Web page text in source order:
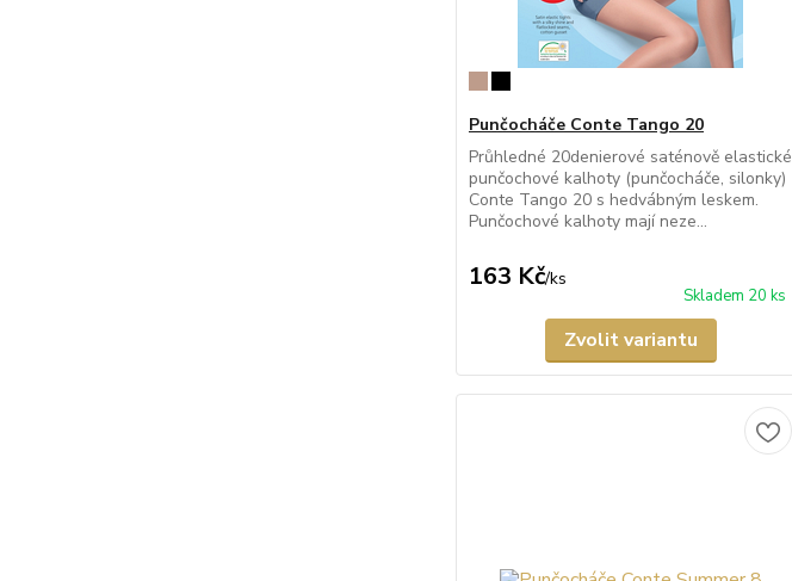
Punčocháče Conte Tango 20
Průhledné 20denierové saténově elastické
punčochové kalhoty (punčocháče, silonky)
Conte Tango 20 s hedvábným leskem.
Punčochové kalhoty mají neze...
163 Kč/ks
Skladem 20 ks
Zvolit variantu